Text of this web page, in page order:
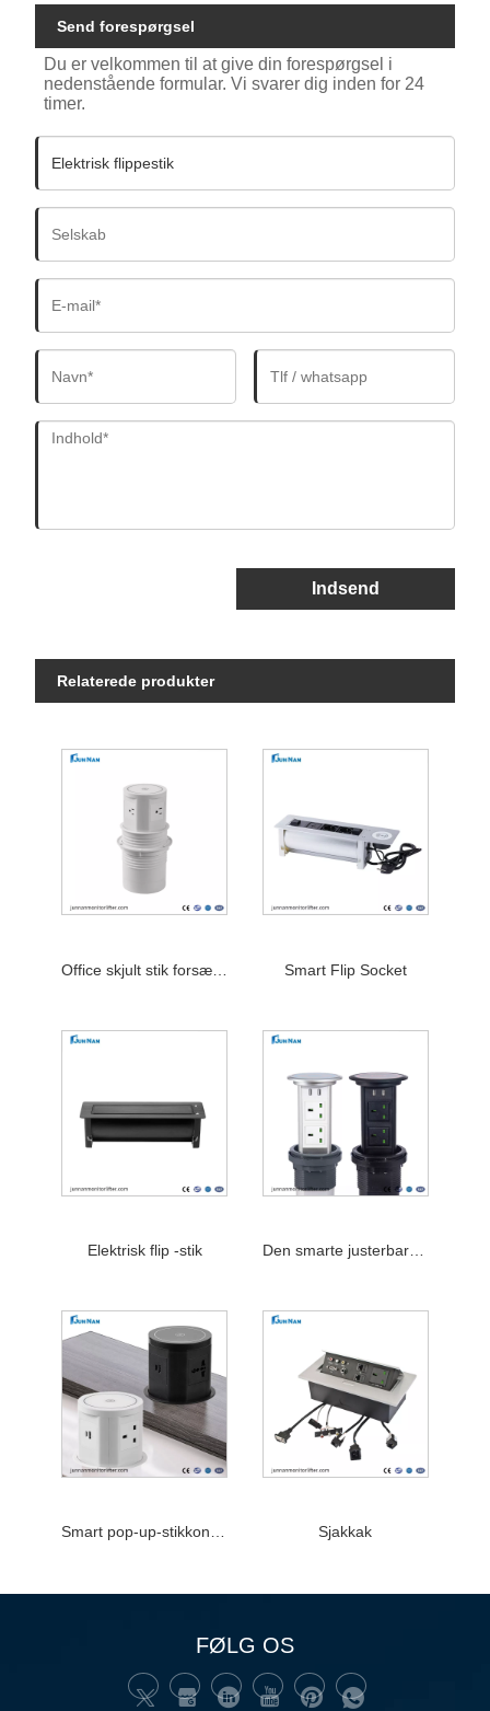
Send forespørgsel
Du er velkommen til at give din forespørgsel i
nedenstående formular. Vi svarer dig inden for 24
timer.
Indsend
Relaterede produkter
Office skjult stik forsænket multifunktionsstikkontakt Smart Flip Socket
Elektrisk flip -stik Den smarte justerbare stikkontakt
Sjakkak
FØLG OS